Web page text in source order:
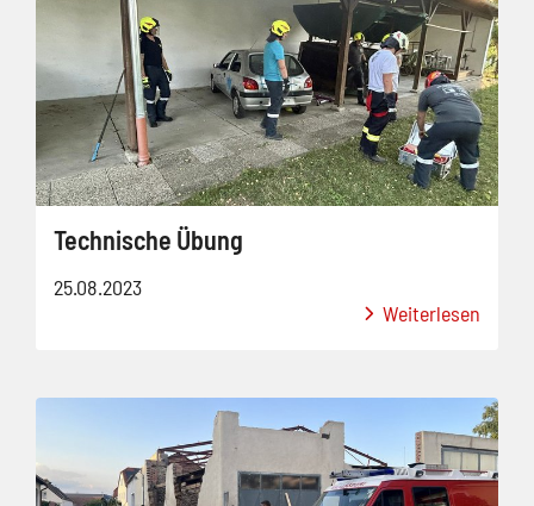
Technische Übung
25.08.2023
Weiterlesen